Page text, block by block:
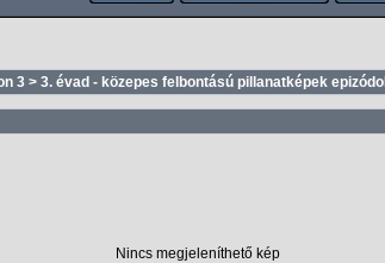
3 > 3. évad - közepes felbontású pillanatképek
Nincs megjeleníthető kép